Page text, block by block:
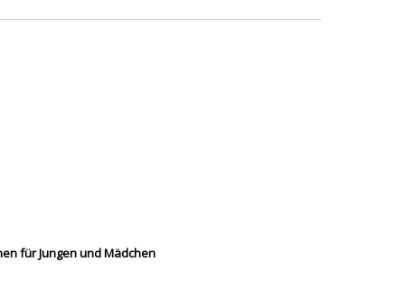
für Jungen und Mädchen